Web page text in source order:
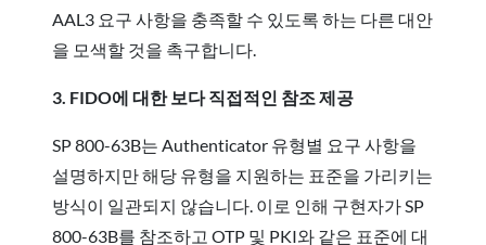
AAL3 요구 사항을 충족할 수 있도록 하는 다른 대안
을 모색할 것을 촉구합니다.
3. FIDO에 대한 보다 직접적인 참조 제공
SP 800-63B는 Authenticator 유형별 요구 사항을
설명하지만 해당 유형을 지원하는 표준을 가리키는
방식이 일관되지 않습니다. 이로 인해 구현자가 SP
800-63B를 참조하고 OTP 및 PKI와 같은 표준에 대